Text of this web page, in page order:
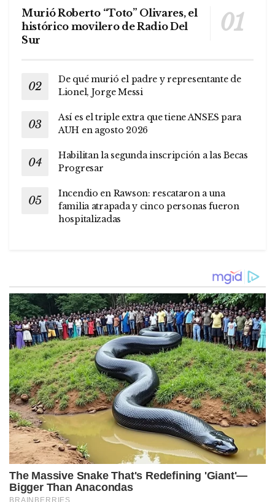
Murió Roberto “Toto” Olivares, el
histórico movilero de Radio Del
Sur
De qué murió el padre y representante de
Lionel, Jorge Messi
Así es el triple extra que tiene ANSES para
AUH en agosto 2026
Habilitan la segunda inscripción a las Becas
Progresar
Incendio en Rawson: rescataron a una
familia atrapada y cinco personas fueron
hospitalizadas